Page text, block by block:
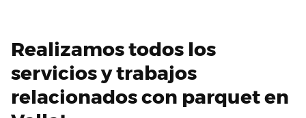
Realizamos todos los
servicios y trabajos
relacionados con parquet en